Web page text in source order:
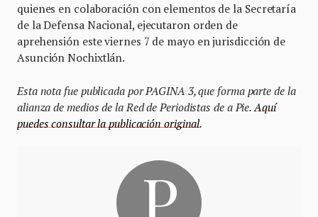
quienes en colaboración con elementos de la Secretaría
de la Defensa Nacional, ejecutaron orden de
aprehensión este viernes 7 de mayo en jurisdicción de
Asunción Nochixtlán.
Esta nota fue publicada por PAGINA 3, que forma parte de la
alianza de medios de la Red de Periodistas de a Pie.Aquí
puedes consultar la publicación original.